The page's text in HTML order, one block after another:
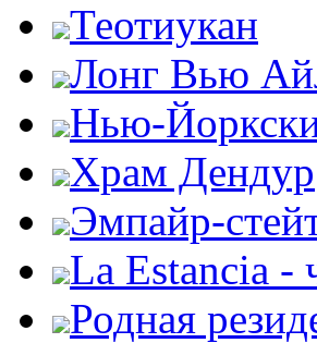
Теотиукан
Лонг Вью
Нью-
Храм Дендур
Эмпайр-
La Estancia -
Родная